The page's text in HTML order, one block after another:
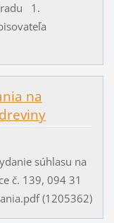
1.
na
súhlasu na
č. 139, 094 31
(1205362)